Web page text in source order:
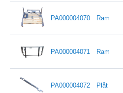
PA000004070 Ram
PA000004071 Ram
PA000004072 Plåt